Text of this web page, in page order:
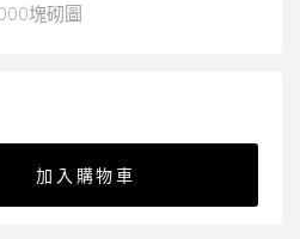
塊砌圖
加入購物車